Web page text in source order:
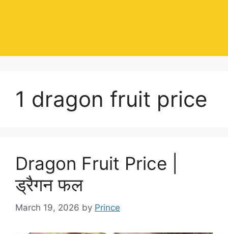
1 dragon fruit price
Dragon Fruit Price |
ड्रैगन फल
March 19, 2026 by Prince